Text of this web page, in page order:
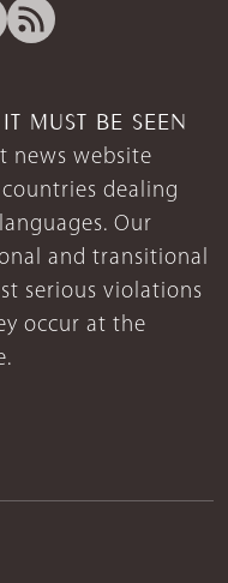
MUST BE SEEN
news website
dealing
Our
and transitional
serious violations
occur at the